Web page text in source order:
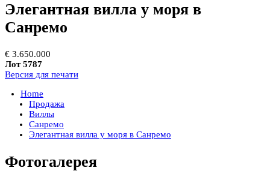
Элегантная вилла у моря в
Санремо
€ 3.650.000
Лот 5787
Версия для печати
Home
Продажа
Виллы
Санремо
Элегантная вилла у моря в Санремо
Фотогалерея